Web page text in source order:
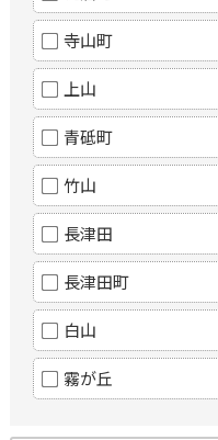
寺山町
上山
青砥町
竹山
長津田
長津田町
白山
霧が丘